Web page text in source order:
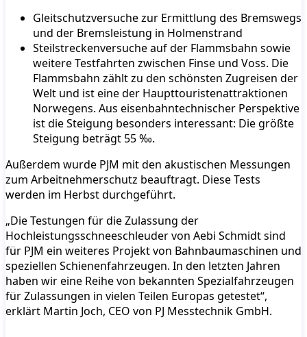
Gleitschutzversuche zur Ermittlung des Bremswegs
und der Bremsleistung in Holmenstrand
Steilstreckenversuche auf der Flammsbahn sowie
weitere Testfahrten zwischen Finse und Voss. Die
Flammsbahn zählt zu den schönsten Zugreisen der
Welt und ist eine der Haupttouristenattraktionen
Norwegens. Aus eisenbahntechnischer Perspektive
ist die Steigung besonders interessant: Die größte
Steigung beträgt 55 ‰.
Außerdem wurde PJM mit den akustischen Messungen
zum Arbeitnehmerschutz beauftragt. Diese Tests
werden im Herbst durchgeführt.
„Die Testungen für die Zulassung der
Hochleistungsschneeschleuder von Aebi Schmidt sind
für PJM ein weiteres Projekt von Bahnbaumaschinen und
speziellen Schienenfahrzeugen. In den letzten Jahren
haben wir eine Reihe von bekannten Spezialfahrzeugen
für Zulassungen in vielen Teilen Europas getestet“,
erklärt Martin Joch, CEO von PJ Messtechnik GmbH.